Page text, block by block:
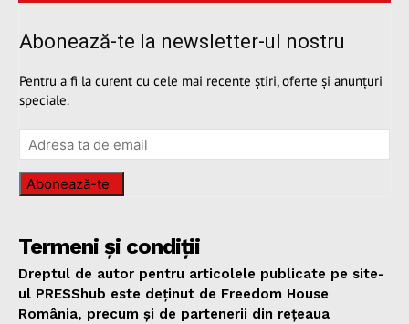
Abonează-te la newsletter-ul nostru
Pentru a fi la curent cu cele mai recente știri, oferte și anunțuri
speciale.
Abonează-te
Termeni și condiții
Dreptul de autor pentru articolele publicate pe site-
ul PRESShub este deținut de Freedom House
România, precum și de partenerii din rețeaua